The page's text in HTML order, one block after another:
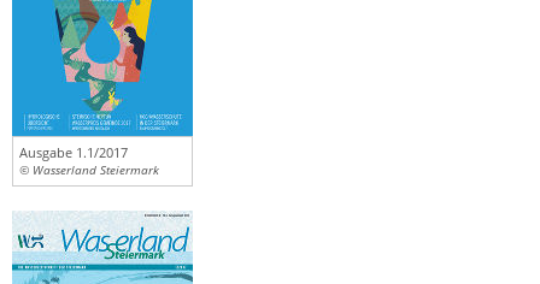
Ausgabe 1.1/2017
© Wasserland Steiermark